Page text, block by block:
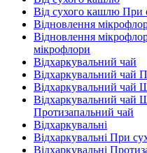
Від сухого кашлю При
Відновлення
Відновлення
мікрофлори
Відхаркувальний чай
Відхаркувальний чай
Відхаркувальний чай
Відхаркувальний чай
Протизапальний чай
Відхаркувальні
Відхаркувальні При
Відхаркувальні